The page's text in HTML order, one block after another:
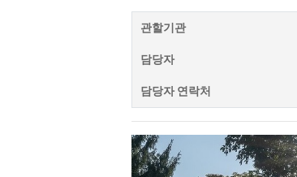
관할기관
담당자
담당자 연락처